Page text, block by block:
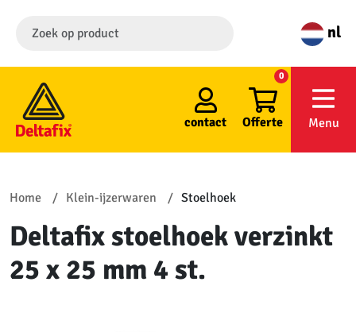
nl
contact Offerte
0
Menu
Home Klein-ijzerwaren Stoelhoek
Deltafix stoelhoek verzinkt
25 x 25 mm 4 st.